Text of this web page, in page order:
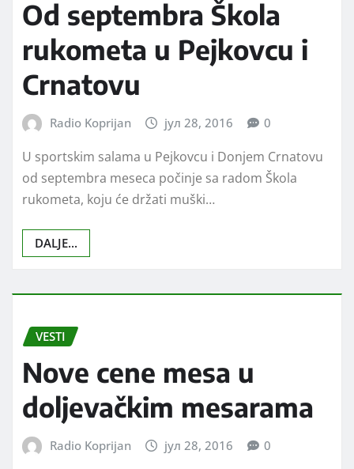
Od septembra Škola
rukometa u Pejkovcu i
Crnatovu
Radio Koprijan јул 28, 2016 0
U sportskim salama u Pejkovcu i Donjem Crnatovu
od septembra meseca počinje sa radom Škola
rukometa, koju će držati muški…
DALJE...
VESTI
Nove cene mesa u
doljevačkim mesarama
Radio Koprijan јул 28, 2016 0